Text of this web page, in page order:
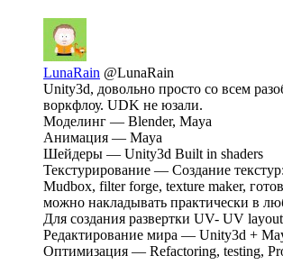
LunaRain @LunaRain
Unity3d, довольно просто со всем
воркфлоу. UDK не юзали.
Моделинг — Blender, Maya
Анимация — Maya
Шейдеры — Unity3d Built in shaders
Текстурирование — Создание
Mudbox, filter forge, texture maker,
можно накладывать практически в
Для создания развертки UV- UV
Редактирование мира — Unity3d +
Оптимизация — Refactoring, testing,